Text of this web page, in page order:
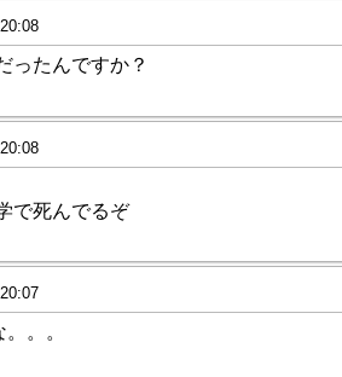
ったんですか？
で死んでるぞ
。。